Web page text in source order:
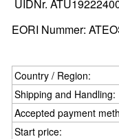
UIDNr.
EORI Nummer:
Country / Region:
Shipping and Handling:
Accepted payment
Start price: